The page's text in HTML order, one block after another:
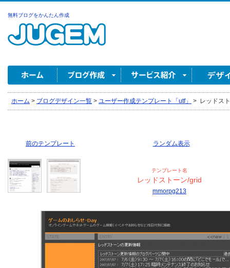
無料ブログをかんたん作成
ホーム > ブログデザイン一覧 > ユーザー作成テンプレート「utf」 > レッドス
前のテンプレート ランダム表示
テンプレート名
レッドストーン/grid
mmorpg213